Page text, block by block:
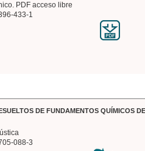
PDF acceso libre
433-1
DE FUNDAMENTOS QUÍMICOS
088-3